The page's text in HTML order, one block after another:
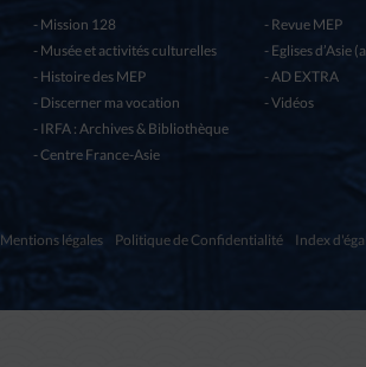
Mission 128
Musée et activités culturelles
Histoire des MEP
Discerner ma vocation
IRFA : Archives & Bibliothèque
Centre France-Asie
Revue MEP
Eglises d’Asie
AD EXTRA
Vidéos
Mentions légales Politique de Confidentialité Index